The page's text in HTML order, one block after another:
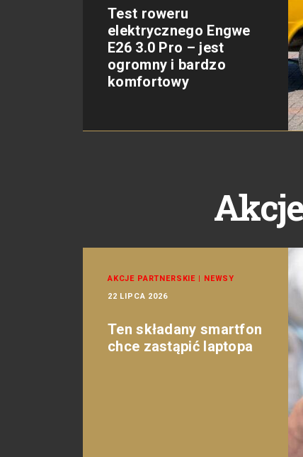
Test roweru
elektrycznego Engwe
E26 3.0 Pro – jest
ogromny i bardzo
komfortowy
AKCJE PARTNERSKIE | NEWSY
22 LIPCA 2026
Ten składany smartfon
chce zastąpić laptopa